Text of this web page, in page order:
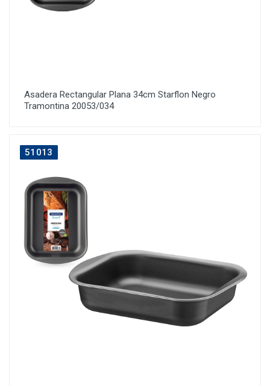
Asadera Rectangular Plana 34cm Starflon Negro
Tramontina 20053/034
51013